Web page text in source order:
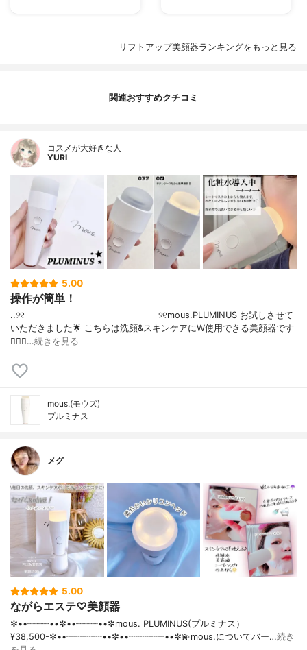
リフトアップ美顔器ランキングをもっと見る
関連おすすめクチコミ
コスメが大好きな人
YURI
5.00
操作が簡単！
..୨୧┈┈┈┈┈┈┈┈┈┈┈┈┈┈┈୨୧mous.PLUMINUS お試しさせて
いただきました🌟 こちらは洗顔&スキンケアにW使用できる美顔器です
💁🏻‍♀️…続きを見る
mous.(モウズ)
プルミナス
メグ
5.00
ながらエステ♡美顔器
✼••┈┈┈┈••✼••┈┈┈┈••✼mous. PLUMINUS(プルミナス）
¥38,500- ✼••┈┈┈┈••✼••┈┈┈┈••✼💫mous.についてバー…続き